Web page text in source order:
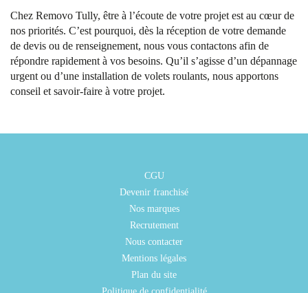
Chez Removo Tully, être à l’écoute de votre projet est au cœur de
nos priorités. C’est pourquoi, dès la réception de votre demande
de devis ou de renseignement, nous vous contactons afin de
répondre rapidement à vos besoins. Qu’il s’agisse d’un dépannage
urgent ou d’une installation de volets roulants, nous apportons
conseil et savoir-faire à votre projet.
CGU
Devenir franchisé
Nos marques
Recrutement
Nous contacter
Mentions légales
Plan du site